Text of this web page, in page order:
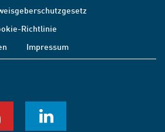
Richtlinie
Impressum